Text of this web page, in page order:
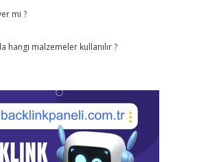
mi ?
hangi malzemeler kullanılır ?